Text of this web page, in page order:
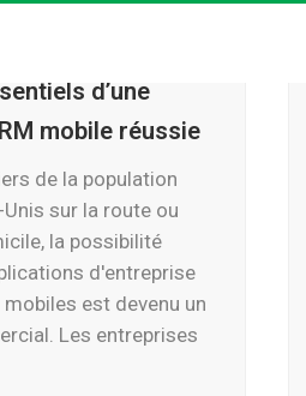
d’une
mobile réussie
de la population
sur la route ou
la possibilité
d'entreprise
est devenu un
Les entreprises